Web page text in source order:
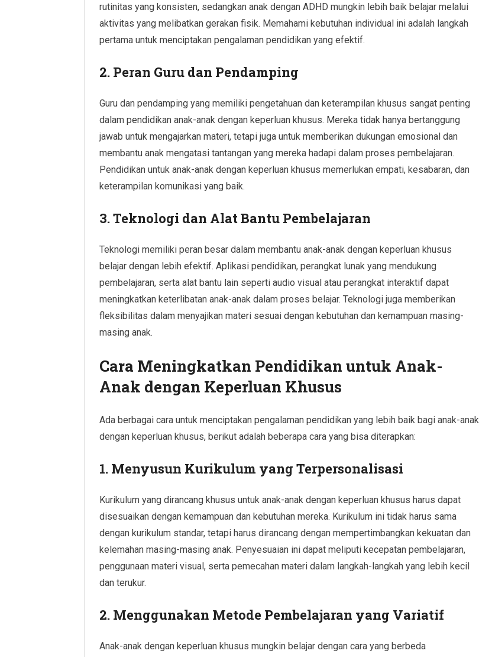
rutinitas yang konsisten, sedangkan anak dengan ADHD mungkin lebih baik belajar melalui
aktivitas yang melibatkan gerakan fisik. Memahami kebutuhan individual ini adalah langkah
pertama untuk menciptakan pengalaman pendidikan yang efektif.
2. Peran Guru dan Pendamping
Guru dan pendamping yang memiliki pengetahuan dan keterampilan khusus sangat penting
dalam pendidikan anak-anak dengan keperluan khusus. Mereka tidak hanya bertanggung
jawab untuk mengajarkan materi, tetapi juga untuk memberikan dukungan emosional dan
membantu anak mengatasi tantangan yang mereka hadapi dalam proses pembelajaran.
Pendidikan untuk anak-anak dengan keperluan khusus memerlukan empati, kesabaran, dan
keterampilan komunikasi yang baik.
3. Teknologi dan Alat Bantu Pembelajaran
Teknologi memiliki peran besar dalam membantu anak-anak dengan keperluan khusus
belajar dengan lebih efektif. Aplikasi pendidikan, perangkat lunak yang mendukung
pembelajaran, serta alat bantu lain seperti audio visual atau perangkat interaktif dapat
meningkatkan keterlibatan anak-anak dalam proses belajar. Teknologi juga memberikan
fleksibilitas dalam menyajikan materi sesuai dengan kebutuhan dan kemampuan masing-
masing anak.
Cara Meningkatkan Pendidikan untuk Anak-
Anak dengan Keperluan Khusus
Ada berbagai cara untuk menciptakan pengalaman pendidikan yang lebih baik bagi anak-anak
dengan keperluan khusus, berikut adalah beberapa cara yang bisa diterapkan:
1. Menyusun Kurikulum yang Terpersonalisasi
Kurikulum yang dirancang khusus untuk anak-anak dengan keperluan khusus harus dapat
disesuaikan dengan kemampuan dan kebutuhan mereka. Kurikulum ini tidak harus sama
dengan kurikulum standar, tetapi harus dirancang dengan mempertimbangkan kekuatan dan
kelemahan masing-masing anak. Penyesuaian ini dapat meliputi kecepatan pembelajaran,
penggunaan materi visual, serta pemecahan materi dalam langkah-langkah yang lebih kecil
dan terukur.
2. Menggunakan Metode Pembelajaran yang Variatif
Anak-anak dengan keperluan khusus mungkin belajar dengan cara yang berbeda